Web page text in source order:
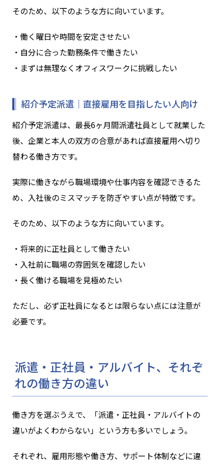
そのため、以下のような方に向いています。
・働く曜日や時間を安定させたい
・自分に合った勤務条件で働きたい
・まずは無理なくオフィスワークに挑戦したい
紹介予定派遣｜直接雇用を目指したい人向け
紹介予定派遣は、最長6ヶ月間派遣社員として就業した
後、企業と本人の双方の合意があれば直接雇用へ切り
替わる働き方です。
実際に働きながら職場環境や仕事内容を確認できるた
め、入社後のミスマッチを防ぎやすい点が特徴です。
そのため、以下のような方に向いています。
・将来的に正社員として働きたい
・入社前に職場の雰囲気を確認したい
・長く働ける職場を見極めたい
ただし、必ず正社員になるとは限らない点には注意が
必要です。
派遣・正社員・アルバイト、それぞ
れの働き方の違い
働き方を選ぶうえで、「派遣・正社員・アルバイトの
違いがよくわからない」という方も多いでしょう。
それぞれ、雇用形態や働き方、サポート体制などに違